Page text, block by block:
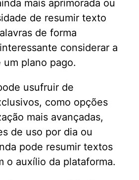
mais aprimorada ou
de resumir texto
de forma
considerar a
um plano pago.
usufruir de
como opções
mais avançadas,
de uso por dia ou
pode resumir textos
o auxílio da plataforma.